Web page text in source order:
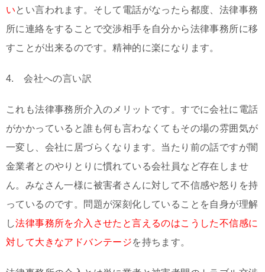
いとい言われます。そして電話がなったら都度、法律事務
所に連絡をすることで交渉相手を自分から法律事務所に移
すことが出来るのです。精神的に楽になります。
4. 会社への言い訳
これも法律事務所介入のメリットです。すでに会社に電話
がかかっていると誰も何も言わなくてもその場の雰囲気が
一変し、会社に居づらくなります。当たり前の話ですが闇
金業者とのやりとりに慣れている会社員など存在しませ
ん。みなさん一様に被害者さんに対して不信感や怒りを持
っているのです。問題が深刻化していることを自身が理解
し法律事務所を介入させたと言えるのはこうした不信感に
対して大きなアドバンテージを持ちます。